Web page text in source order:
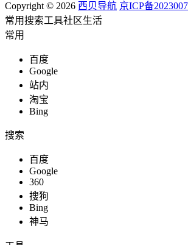
Copyright © 2026 西贝导航 京ICP备
常用搜索工具社区生活
常用
百度
Google
站内
淘宝
Bing
搜索
百度
Google
360
搜狗
Bing
神马